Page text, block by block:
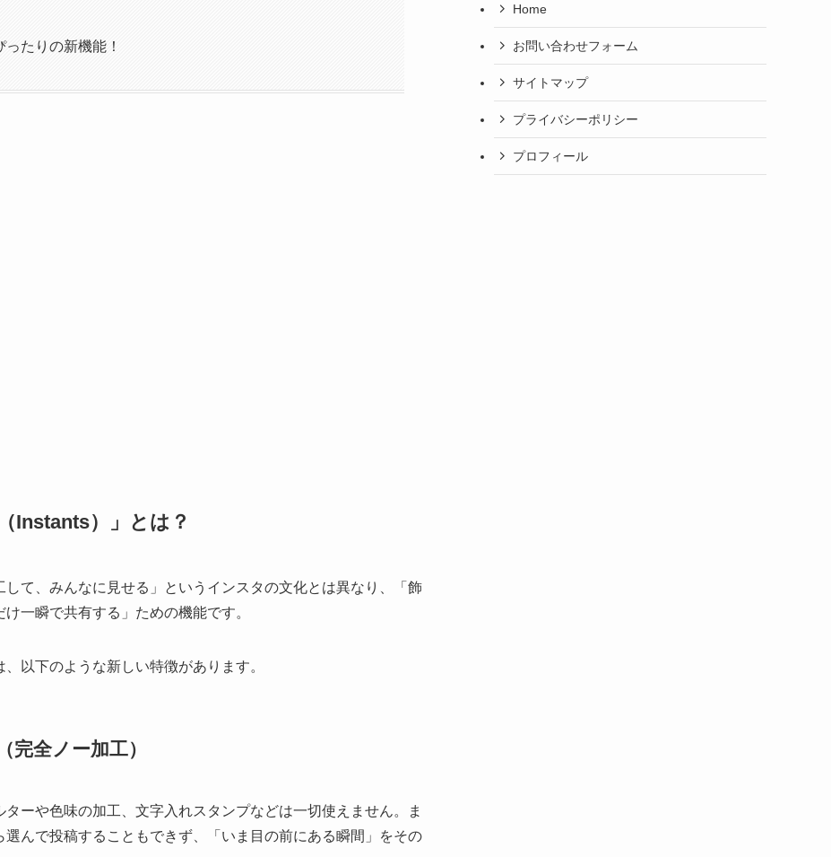
たりの新機能！
Instants）」とは？
して、みんなに見せる」というインスタの文化とは異なり、「飾
一瞬で共有する」ための機能です。
以下のような新しい特徴があります。
全ノー加工）
ーや色味の加工、文字入れスタンプなどは一切使えません。ま
んで投稿することもできず、「いま目の前にある瞬間」をその
Home
お問い合わせフォーム
サイトマップ
プライバシーポリシー
プロフィール